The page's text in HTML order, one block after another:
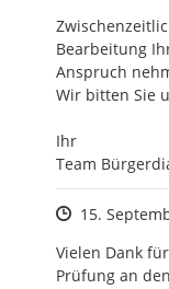
Bearbeitung
Anspruch
Wir bitten Sie
Ihr
Team
Zeitpunkt
15.
Vielen Dank
Prüfung an